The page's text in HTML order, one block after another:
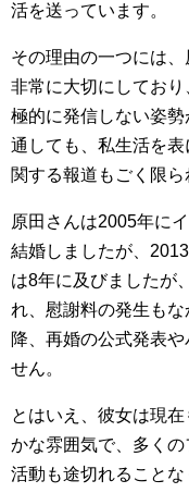
活を送っています。
その理由の一つには
非常に大切にしてお
極的に発信しない姿
通しても、私生活を
関する報道もごく限ら
原田さんは2005年に
結婚しましたが、
は8年に及びましたが
れ、慰謝料の発生も
降、再婚の公式発表
せん。
とはいえ、彼女は現
かな雰囲気で、多く
活動も途切れること